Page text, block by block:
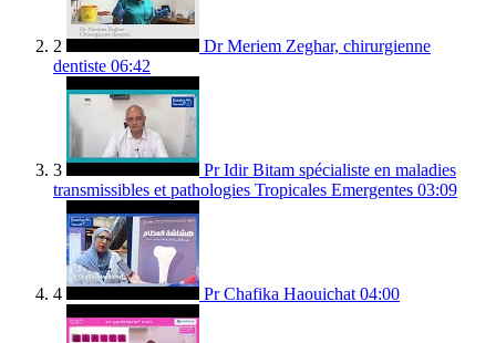
2
Dr Meriem Zeghar, chirurgienne
dentiste 06:42
3
Pr Idir Bitam spécialiste en maladies
transmissibles et pathologies Tropicales Emergentes 03:09
4 Pr Chafika Haouichat 04:00